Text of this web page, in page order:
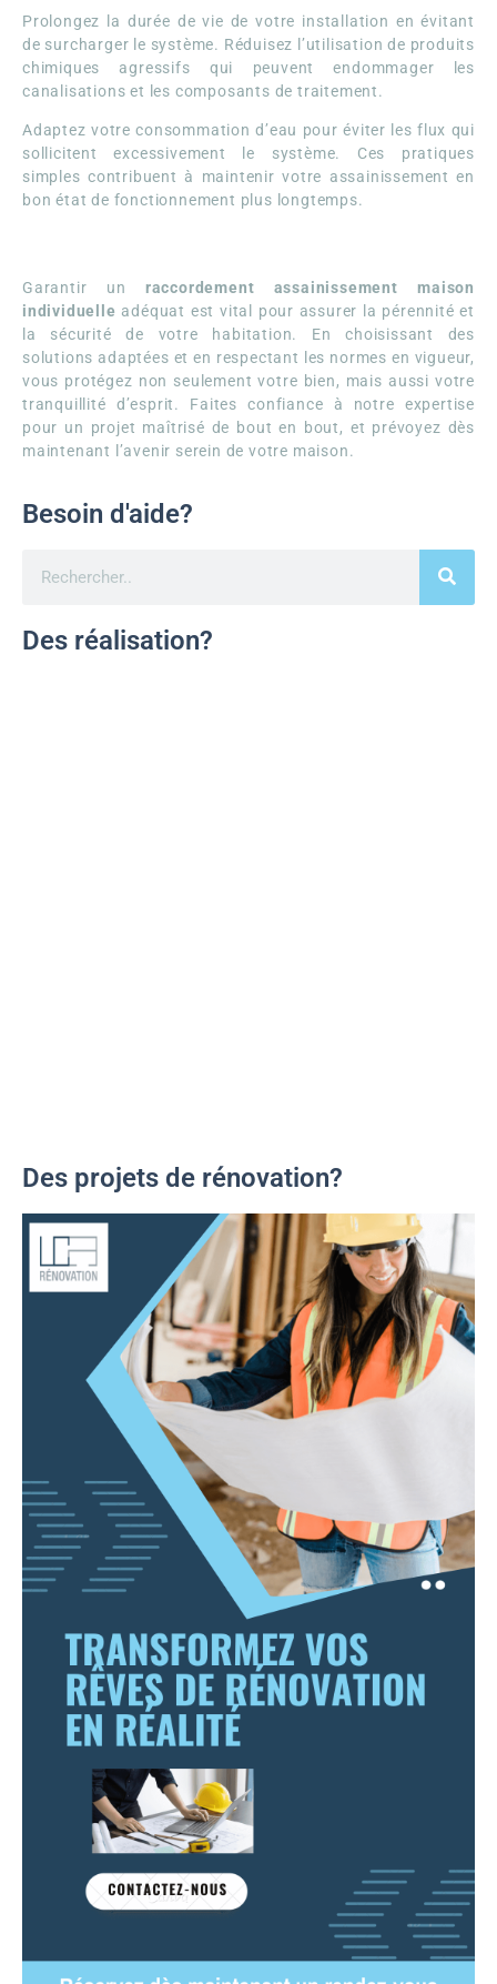
Prolongez la durée de vie de votre installation en évitant
de surcharger le système. Réduisez l’utilisation de produits
chimiques agressifs qui peuvent endommager les
canalisations et les composants de traitement.
Adaptez votre consommation d’eau pour éviter les flux qui
sollicitent excessivement le système. Ces pratiques
simples contribuent à maintenir votre assainissement en
bon état de fonctionnement plus longtemps.
Garantir un raccordement assainissement maison
individuelle adéquat est vital pour assurer la pérennité et
la sécurité de votre habitation. En choisissant des
solutions adaptées et en respectant les normes en vigueur,
vous protégez non seulement votre bien, mais aussi votre
tranquillité d’esprit. Faites confiance à notre expertise
pour un projet maîtrisé de bout en bout, et prévoyez dès
maintenant l’avenir serein de votre maison.
Besoin d'aide?
Des réalisation?
Des projets de rénovation?